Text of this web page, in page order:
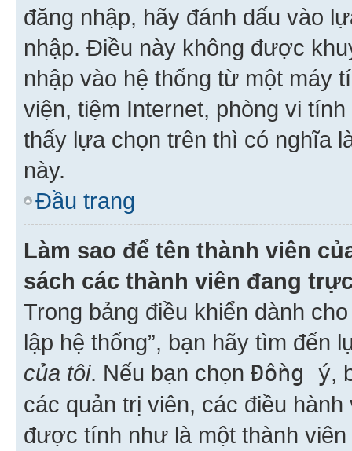
đăng nhập, hãy đánh dấu vào
nhập. Điều này không được
nhập vào hệ thống từ một máy
viện, tiệm Internet, phòng vi
thấy lựa chọn trên thì có nghĩa
này.
Đầu trang
Làm sao để tên thành viên
sách các thành viên đang
Trong bảng điều khiển dành
lập hệ thống”, bạn hãy tìm đến
của tôi. Nếu bạn chọn Đồng ý,
các quản trị viên, các điều
được tính như là một thành viên